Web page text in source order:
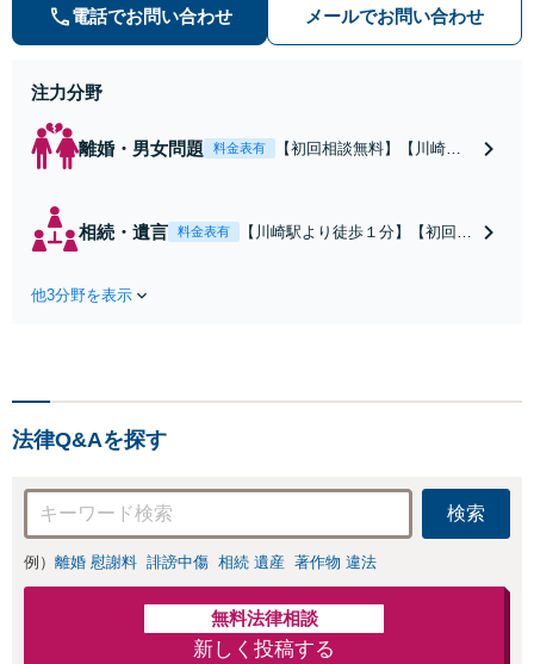
みます。クチコミ・リピーターの方
も多数。お気軽にお問い合わせ下さ
電話でお問い合わせ メールでお問い合わせ
注力分野
離婚・男女問題 料金表有
【初回相談無料】【川崎駅
割・婚姻費用・養育費・財
相続・遺言 料金表有
【川崎駅より徒歩１分】【初回相
他3分野を表示
法律Q&Aを探す
検索
例） 離婚 慰謝料 誹謗中傷 相続 遺産 著作物 違法
無料法律相談
新しく投稿する